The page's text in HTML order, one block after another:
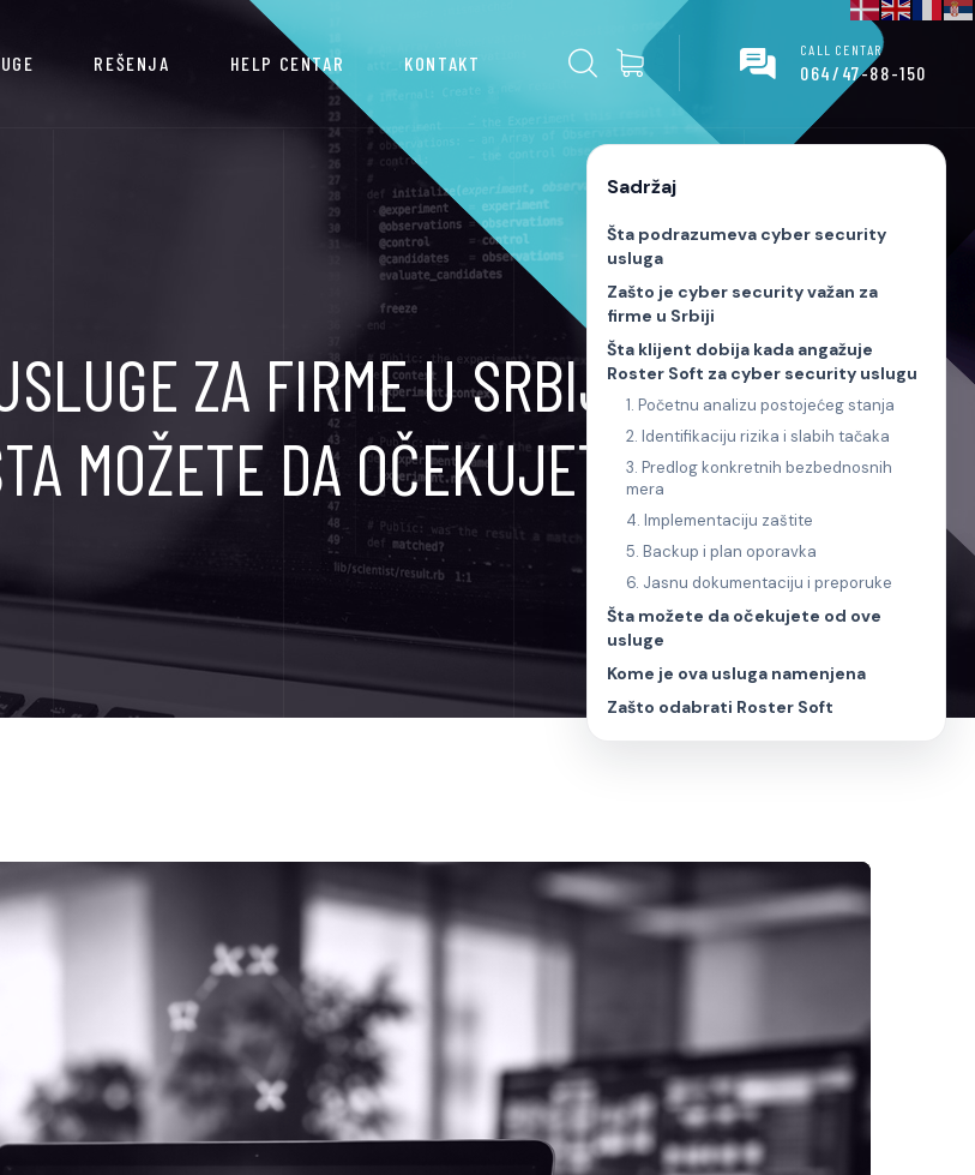
Sadržaj
Šta podrazumeva cyber security
usluga
Zašto je cyber security važan za
firme u Srbiji
Šta klijent dobija kada angažuje
Roster Soft za cyber security uslugu
1. Početnu analizu postojećeg stanja
2. Identifikaciju rizika i slabih tačaka
3. Predlog konkretnih bezbednosnih
mera
4. Implementaciju zaštite
5. Backup i plan oporavka
6. Jasnu dokumentaciju i preporuke
Šta možete da očekujete od ove
usluge
Kome je ova usluga namenjena
Zašto odabrati Roster Soft
REŠENJA HELP CENTAR KONTAKT
CALL CENTAR
064/47-88-150
ZA FIRME U SRBIJI – ŠTA
MOŽETE DA OČEKUJETE